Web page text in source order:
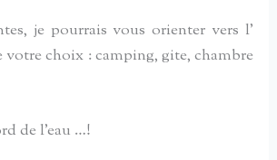
je pourrais vous orienter vers l’
votre choix : camping, gite, chambre
de l’eau …!